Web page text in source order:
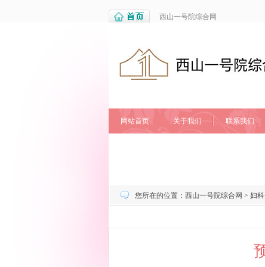
西山一号院综合网
网站首页 关于我们 联系我们
您所在的位置： 西山一号院综合网 > 妇